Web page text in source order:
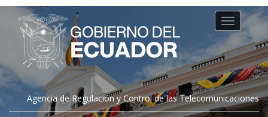
Agencia de Regulación y Control de las Telecomunicaciones
Toggle
navigation